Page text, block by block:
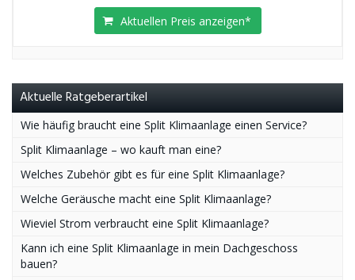
Aktuellen Preis anzeigen*
Aktuelle Ratgeberartikel
Wie häufig braucht eine Split Klimaanlage einen Service?
Split Klimaanlage – wo kauft man eine?
Welches Zubehör gibt es für eine Split Klimaanlage?
Welche Geräusche macht eine Split Klimaanlage?
Wieviel Strom verbraucht eine Split Klimaanlage?
Kann ich eine Split Klimaanlage in mein Dachgeschoss
bauen?